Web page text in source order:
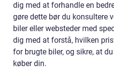
dig med at forhandle en
gøre dette bør du konsultere
biler eller websteder med
dig med at forstå, hvilken
for brugte biler, og sikre, at
køber din.